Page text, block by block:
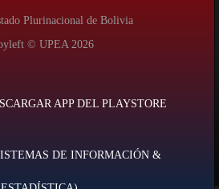
Plurinacional de Bolivia
© UPEA 2026
APP DEL PLAYSTORE
DE INFORMACIÓN &